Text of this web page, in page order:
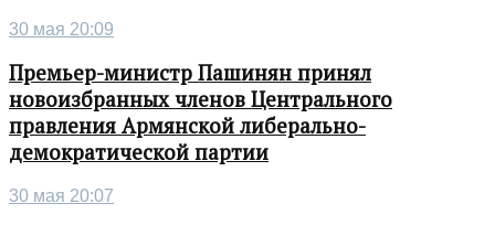
30 мая 20:09
Премьер-министр Пашинян принял
новоизбранных членов Центрального
правления Армянской либерально-
демократической партии
30 мая 20:07